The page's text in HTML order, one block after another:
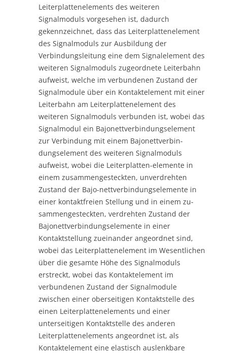
Leiterplattenelements des weiteren
Signalmoduls vorgesehen ist, dadurch
gekennzeichnet, dass das Leiterplattenelement
des Signalmoduls zur Ausbildung der
Verbindungsleitung eine dem Signalelement des
weiteren Signalmoduls zugeordnete Leiterbahn
aufweist, welche im verbundenen Zustand der
Signalmodule über ein Kontaktelement mit einer
Leiterbahn am Leiterplattenelement des
weiteren Signalmoduls verbunden ist, wobei das
Signalmodul ein Bajonettverbindungselement
zur Verbindung mit einem Bajonettverbin-
dungselement des weiteren Signalmoduls
aufweist, wobei die Leiterplatten-elemente in
einem zusammengesteckten, unverdrehten
Zustand der Bajo-nettverbindungselemente in
einer kontaktfreien Stellung und in einem zu-
sammengesteckten, verdrehten Zustand der
Bajonettverbindungselemente in einer
Kontaktstellung zueinander angeordnet sind,
wobei das Leiterplattenelement im Wesentlichen
über die gesamte Höhe des Signalmoduls
erstreckt, wobei das Kontaktelement im
verbundenen Zustand der Signalmodule
zwischen einer oberseitigen Kontaktstelle des
einen Leiterplattenelements und einer
unterseitigen Kontaktstelle des anderen
Leiterplattenelements angeordnet ist, als
Kontaktelement eine elastisch auslenkbare